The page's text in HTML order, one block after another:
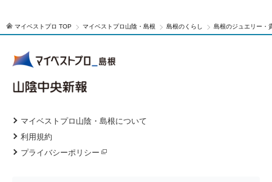
マイベストプロ TOP マイベストプロ山陰・島根 島根のくらし 島根のジュエリー・
マイベストプロ山陰・島根について
利用規約
プライバシーポリシー